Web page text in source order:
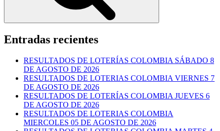
Entradas recientes
RESULTADOS DE LOTERÍAS COLOMBIA SÁBADO 8
DE AGOSTO DE 2026
RESULTADOS DE LOTERIAS COLOMBIA VIERNES 7
DE AGOSTO DE 2026
RESULTADOS DE LOTERÍAS COLOMBIA JUEVES 6
DE AGOSTO DE 2026
RESULTADOS DE LOTERIAS COLOMBIA
MIERCOLES 05 DE AGOSTO DE 2026